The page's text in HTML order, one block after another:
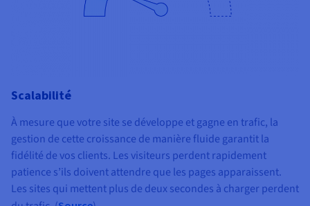
Scalabilité
À mesure que votre site se développe et gagne en trafic, la
gestion de cette croissance de manière fluide garantit la
fidélité de vos clients. Les visiteurs perdent rapidement
patience s’ils doivent attendre que les pages apparaissent.
Les sites qui mettent plus de deux secondes à charger perdent